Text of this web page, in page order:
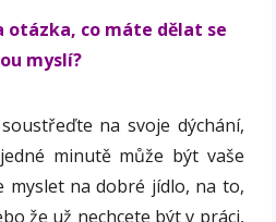
otázka, co máte dělat se
myslí?
na svoje dýchání,
minutě může být vaše
myslet na dobré jídlo, na to,
že už nechcete být v práci,